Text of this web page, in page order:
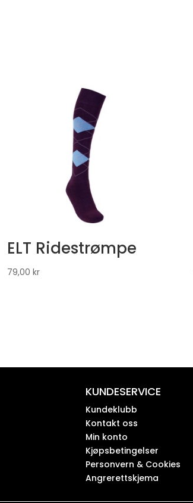
ELT Ridestrømpe
79,00kr
KUNDESERVICE
Kundeklubb
Kontakt oss
Min konto
Kjøpsbetingelser
Personvern & Cookies
Angrerettskjema